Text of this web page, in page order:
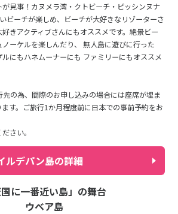
見事！カヌメラ湾・クトビーチ・ピッシンヌナ
ビーチが楽しめ、ビーチが大好きなリゾーターさ
きアクティブさんにもオススメです。絶景ビー
ーケルを楽しんだり、 無人島に遊びに行った
にもハネムーナーにも ファミリーにもオススメ
の為、間際のお申し込みの場合には座席が埋ま
す。ご旅行1か月程度前に日本での事前予約をお
さい。
ルデパン島の詳細
国に一番近い島」の舞台
ウベア島